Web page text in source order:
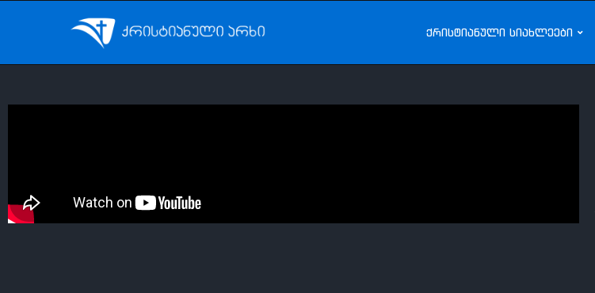
ქრისტიანული სიახლეები